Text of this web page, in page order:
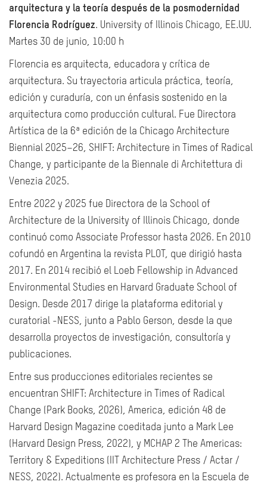
arquitectura y la teoría después de la posmodernidad
Florencia Rodríguez. University of Illinois Chicago, EE.UU.
Martes 30 de junio, 10:00 h
Florencia es arquitecta, educadora y crítica de
arquitectura. Su trayectoria articula práctica, teoría,
edición y curaduría, con un énfasis sostenido en la
arquitectura como producción cultural. Fue Directora
Artística de la 6ª edición de la Chicago Architecture
Biennial 2025–26, SHIFT: Architecture in Times of Radical
Change, y participante de la Biennale di Architettura di
Venezia 2025.
Entre 2022 y 2025 fue Directora de la School of
Architecture de la University of Illinois Chicago, donde
continuó como Associate Professor hasta 2026. En 2010
cofundó en Argentina la revista PLOT, que dirigió hasta
2017. En 2014 recibió el Loeb Fellowship in Advanced
Environmental Studies en Harvard Graduate School of
Design. Desde 2017 dirige la plataforma editorial y
curatorial -NESS, junto a Pablo Gerson, desde la que
desarrolla proyectos de investigación, consultoría y
publicaciones.
Entre sus producciones editoriales recientes se
encuentran SHIFT: Architecture in Times of Radical
Change (Park Books, 2026), America, edición 48 de
Harvard Design Magazine coeditada junto a Mark Lee
(Harvard Design Press, 2022), y MCHAP 2 The Americas:
Territory & Expeditions (IIT Architecture Press / Actar /
NESS, 2022). Actualmente es profesora en la Escuela de